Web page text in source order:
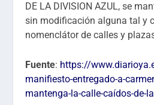
DE LA DIVISION AZUL, se
sin modificación alguna tal y
nomenclátor de calles y
Fuente: https://
manifiesto-entregado-a-
mantenga-la-calle-caídos-de-